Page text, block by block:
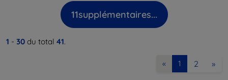
11supplémentaires...
1 - 30 du total 41.
« 1 2 »